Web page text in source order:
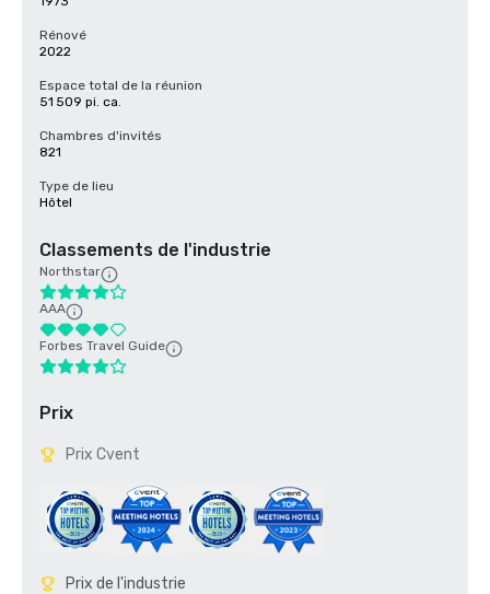
Rénové
2022
Espace total de la réunion
51 509 pi. ca.
Chambres d'invités
821
Type de lieu
Hôtel
Classements de l'industrie
Northstar
AAA
Forbes Travel Guide
Prix
Prix Cvent
Prix de l'industrie